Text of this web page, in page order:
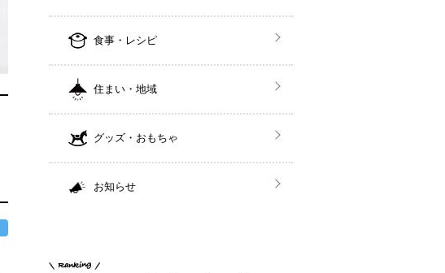
食事・レシピ
住まい・地域
グッズ・おもちゃ
お知らせ